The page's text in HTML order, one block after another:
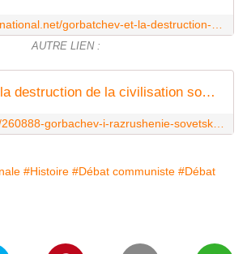
AUTRE LIEN :
Gorbatchev et la destruction de la civilisation soviétique
#Histoire #Débat communiste #Débat